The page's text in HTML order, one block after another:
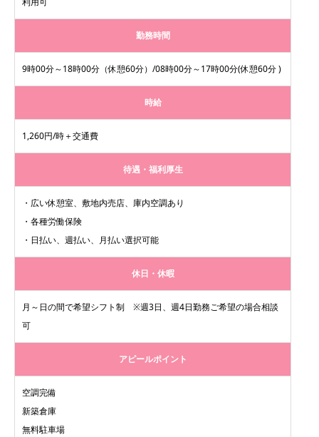
勤務時間
9時00分～18時00分（休憩60分）/08時00分～17時00分(休憩60分 )
時給
1,260円/時＋交通費
待遇・福利厚生
・広い休憩室、敷地内売店、庫内空調あり
・各種労働保険
・日払い、週払い、月払い選択可能
休日・休暇
月～日の間で希望シフト制 ※週3日、週4日勤務ご希望の場合相談
可
アピールポイント
空調完備
新築倉庫
無料駐車場